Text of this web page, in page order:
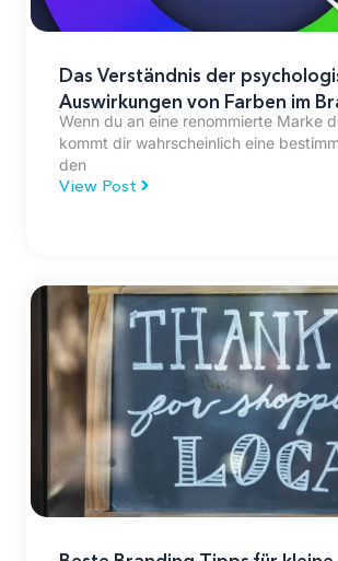
Das Verständnis der
Auswirkungen von Farben im
Wenn du an eine renommierte Marke
kommt dir wahrscheinlich eine
den
View Post